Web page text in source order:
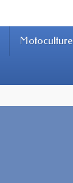
Motoculture